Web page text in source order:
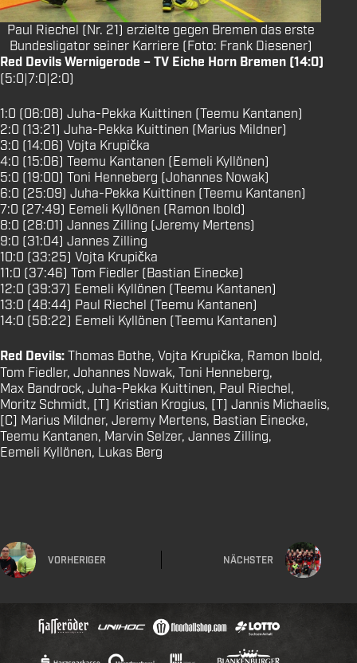
Paul Riechel (Nr. 21) erzielte gegen Bremen das erste
Bundesligator seiner Karriere (Foto: Frank Diesener)
Red Devils Wernigerode – TV Eiche Horn Bremen (14:0)
(5:0|7:0|2:0)
1:0 (06:08) Juha-Pekka Kuittinen (Teemu Kantanen)
2:0 (13:21) Juha-Pekka Kuittinen (Marius Mildner)
3:0 (14:06) Vojta Krupička
4:0 (15:06) Teemu Kantanen (Eemeli Kyllönen)
5:0 (19:00) Toni Henneberg (Johannes Nowak)
6:0 (25:09) Juha-Pekka Kuittinen (Teemu Kantanen)
7:0 (27:49) Eemeli Kyllönen (Ramon Ibold)
8:0 (28:01) Jannes Zilling (Jeremy Mertens)
9:0 (31:04) Jannes Zilling
10:0 (33:25) Vojta Krupička
11:0 (37:46) Tom Fiedler (Bastian Einecke)
12:0 (39:37) Eemeli Kyllönen (Teemu Kantanen)
13:0 (48:44) Paul Riechel (Teemu Kantanen)
14:0 (58:22) Eemeli Kyllönen (Teemu Kantanen)
Red Devils: Thomas Bothe, Vojta Krupička, Ramon Ibold,
Tom Fiedler, Johannes Nowak, Toni Henneberg,
Max Bandrock, Juha-Pekka Kuittinen, Paul Riechel,
Moritz Schmidt, [T] Kristian Krogius, [T] Jannis Michaelis,
[C] Marius Mildner, Jeremy Mertens, Bastian Einecke,
Teemu Kantanen, Marvin Selzer, Jannes Zilling,
Eemeli Kyllönen, Lukas Berg
VORHERIGER NÄCHSTER